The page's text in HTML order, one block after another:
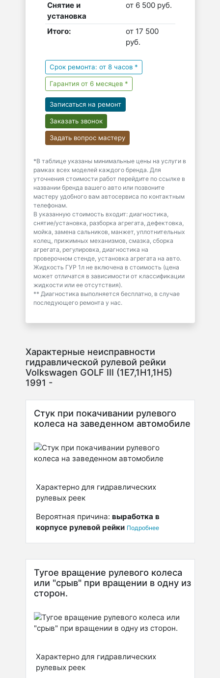
Снятие и
установка
от 6 500 руб.
Итого:
от 17 500
руб.
Срок ремонта: от 8 часов *
Гарантия от 6 месяцев *
Записаться на ремонт
Заказать звонок
Задать вопрос мастеру
*В таблице указаны минимальные цены на услуги в
рамках всех моделей каждого бренда. Для
уточнения стоимости работ перейдите по ссылке в
названии бренда вашего авто или позвоните
мастеру удобного вам автосервиса по контактным
телефонам.
В указанную стоимость входит: диагностика,
снятие/установка, разборка агрегата, дефектовка,
мойка, замена сальников, манжет, уплотнительных
колец, прижимных механизмов, смазка, сборка
агрегата, регулировка, диагностика на
проверочном стенде, установка агрегата на авто.
Жидкость ГУР 1л не включена в стоимость (цена
может отличатся в зависимости от классификации
жидкости или ее отсутствия).
** Диагностика выполняется бесплатно, в случае
последующего ремонта у нас.
Характерные неисправности
гидравлической рулевой рейки
Volkswagen GOLF III (1E7,1H1,1H5)
1991 -
Стук при покачивании рулевого
колеса на заведенном автомобиле
Характерно для гидравлических
рулевых реек
Вероятная причина: выработка в
корпусе рулевой рейки Подробнее
Тугое вращение рулевого колеса
или "срыв" при вращении в одну из
сторон.
Характерно для гидравлических
рулевых реек